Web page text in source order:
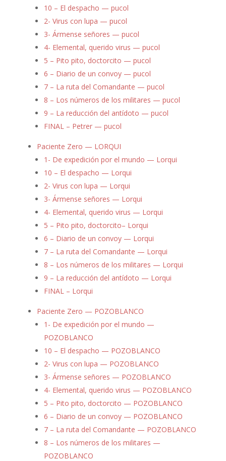
10 – El despacho — pucol
2- Virus con lupa — pucol
3- Ármense señores — pucol
4- Elemental, querido virus — pucol
5 – Pito pito, doctorcito — pucol
6 – Diario de un convoy — pucol
7 – La ruta del Comandante — pucol
8 – Los números de los militares — pucol
9 – La reducción del antídoto — pucol
FINAL – Petrer — pucol
Paciente Zero — LORQUI
1- De expedición por el mundo — Lorqui
10 – El despacho — Lorqui
2- Virus con lupa — Lorqui
3- Ármense señores — Lorqui
4- Elemental, querido virus — Lorqui
5 – Pito pito, doctorcito– Lorqui
6 – Diario de un convoy — Lorqui
7 – La ruta del Comandante — Lorqui
8 – Los números de los militares — Lorqui
9 – La reducción del antídoto — Lorqui
FINAL – Lorqui
Paciente Zero — POZOBLANCO
1- De expedición por el mundo —
POZOBLANCO
10 – El despacho — POZOBLANCO
2- Virus con lupa — POZOBLANCO
3- Ármense señores — POZOBLANCO
4- Elemental, querido virus — POZOBLANCO
5 – Pito pito, doctorcito — POZOBLANCO
6 – Diario de un convoy — POZOBLANCO
7 – La ruta del Comandante — POZOBLANCO
8 – Los números de los militares —
POZOBLANCO